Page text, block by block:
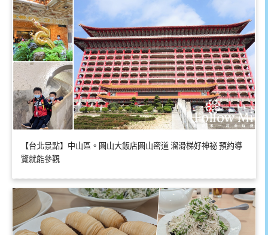
【台北景點】中山區。圓山大飯店圓山密道 溜滑梯好神祕 預約導
覽就能參觀